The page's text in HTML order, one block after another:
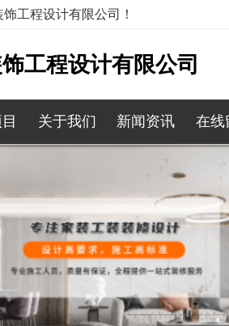
工程设计有限公司！
工程设计有限公司
关于我们 新闻资讯 在线